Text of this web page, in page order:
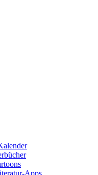
Apps